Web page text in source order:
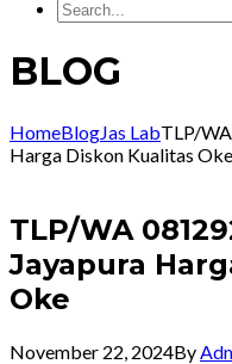
BLOG
HomeBlogJas LabTLP/
Harga Diskon Kualitas Oke
TLP/WA
Jayapura
Oke
November 22, 2024By